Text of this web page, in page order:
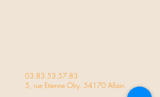
03.83.53.57.83
5, rue Etienne Olry. 54170 Allain